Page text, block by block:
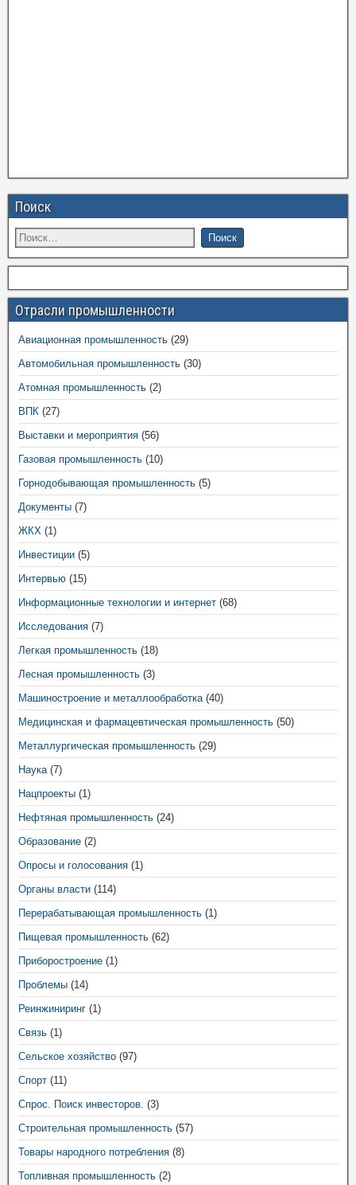
Поиск
Отрасли промышленности
Авиационная промышленность (29)
Автомобильная промышленность (30)
Атомная промышленность (2)
ВПК (27)
Выставки и мероприятия (56)
Газовая промышленность (10)
Горнодобывающая промышленность (5)
Документы (7)
ЖКХ (1)
Инвестиции (5)
Интервью (15)
Информационные технологии и интернет (68)
Исследования (7)
Легкая промышленность (18)
Лесная промышленность (3)
Машиностроение и металлообработка(40)
Медицинская и фармацевтическая промышленность (50)
Металлургическая промышленность (29)
Наука(7)
Нацпроекты (1)
Нефтяная промышленность (24)
Образование (2)
Опросы и голосования (1)
Органы власти (114)
Перерабатывающая промышленность (1)
Пищевая промышленность (62)
Приборостроение (1)
Проблемы (14)
Реинжиниринг (1)
Связь (1)
Сельское хозяйство (97)
Спорт (11)
Спрос. Поиск инвесторов. (3)
Строительная промышленность (57)
Товары народного потребления (8)
Топливная промышленность (2)